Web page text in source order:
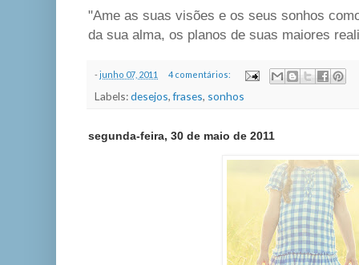
"Ame as suas visões e os seus sonhos
da sua alma, os planos de suas maiores
-junho 07, 2011 4 comentários:
Labels:desejos,frases, sonhos
segunda-feira, 30 de maio de 2011